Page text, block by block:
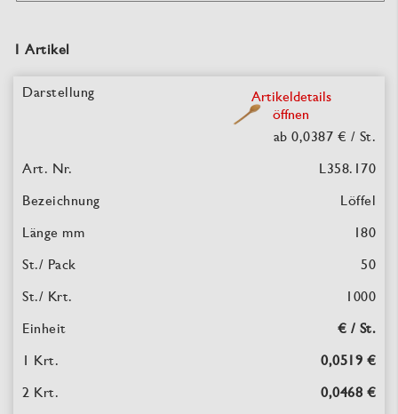
1 Artikel
Artikeldetails
öffnen
ab 0,0387 € / St.
L358.170
Löffel
180
50
1000
€ / St.
0,0519 €
0,0468 €